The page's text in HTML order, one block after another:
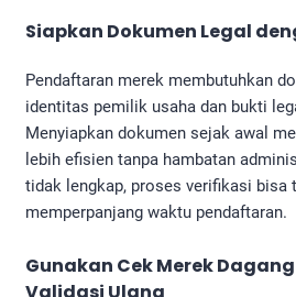
Siapkan Dokumen Legal
Pendaftaran merek membutuhkan
identitas pemilik usaha dan bukti
Menyiapkan dokumen sejak awal
lebih efisien tanpa hambatan
tidak lengkap, proses verifikasi bisa
memperpanjang waktu pendaftaran.
Gunakan Cek Merek
Validasi Ulang